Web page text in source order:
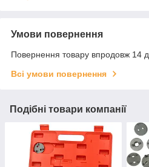
Умови повернення
Повернення товару впродовж 14
Всі умови повернення
Подібні товари компанії